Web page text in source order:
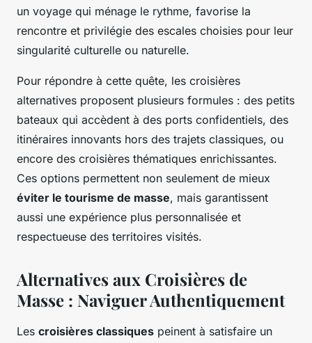
un voyage qui ménage le rythme, favorise la
rencontre et privilégie des escales choisies pour leur
singularité culturelle ou naturelle.
Pour répondre à cette quête, les croisières
alternatives proposent plusieurs formules : des petits
bateaux qui accèdent à des ports confidentiels, des
itinéraires innovants hors des trajets classiques, ou
encore des croisières thématiques enrichissantes.
Ces options permettent non seulement de mieux
éviter le tourisme de masse, mais garantissent
aussi une expérience plus personnalisée et
respectueuse des territoires visités.
Alternatives aux Croisières de
Masse : Naviguer Authentiquement
Les croisières classiques peinent à satisfaire un